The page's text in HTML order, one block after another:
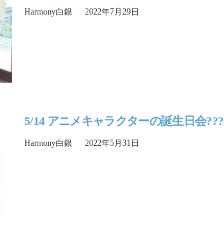
Harmony白銀 2022年7月29日
5/14 アニメキャラクターの誕生日会???
Harmony白銀 2022年5月31日